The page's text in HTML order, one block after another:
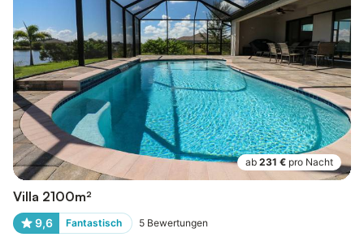
ab 231 € pro Nacht
Villa 2100m²
9,6 Fantastisch 5 Bewertungen